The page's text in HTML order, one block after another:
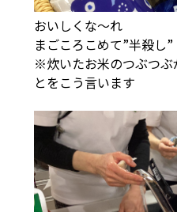
おいしくな～れ
まごころこめて”半殺し”
※炊いたお米のつぶつぶ
とをこう言います